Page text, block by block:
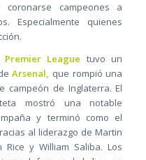
campeones a
Especialmente quienes
Premier League tuvo un
Arsenal, que rompió una
campeón de Inglaterra. El
mostró una notable
y terminó como el
al liderazgo de Martin
Rice y William Saliba. Los